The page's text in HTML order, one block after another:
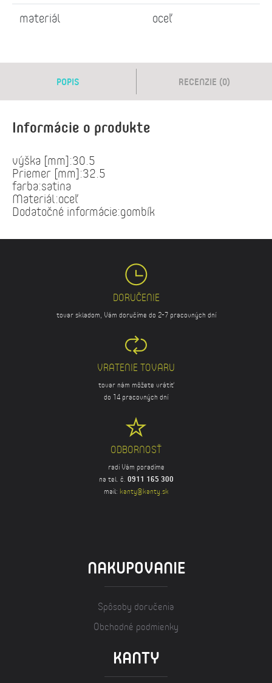
materiál
oceľ
POPIS RECENZIE (0)
Informácie o produkte
výška [mm]:30.5
Priemer [mm]:32.5
farba:satina
Materiál:oceľ
Dodatočné informácie:gombík
DORUČENIE
tovar skladom, Vám doručíme do 2-7 pracovných dní
VRATENIE TOVARU
tovar nám môžete vrátiť
do 14 pracovných dní
ODBORNOSŤ
radi Vám poradíme
na tel. č. 0911 165 300
mail: kanty@kanty.sk
NAKUPOVANIE
Spôsoby doručenia
Obchodné podmienky
KANTY